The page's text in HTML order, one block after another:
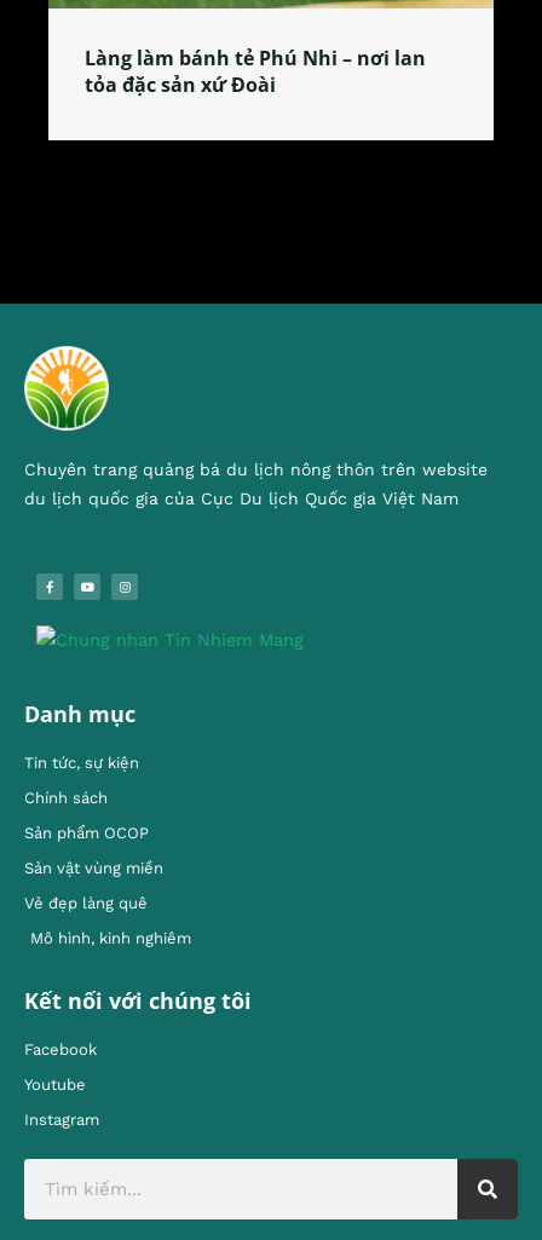
Làng làm bánh tẻ Phú Nhi – nơi lan
tỏa đặc sản xứ Đoài
Chuyên trang quảng bá du lịch nông thôn trên website
du lịch quốc gia của Cục Du lịch Quốc gia Việt Nam
Danh mục
Tin tức, sự kiện
Chính sách
Sản phẩm OCOP
Sản vật vùng miền
Vẻ đẹp làng quê
Mô hình, kinh nghiêm
Kết nối với chúng tôi
Facebook
Youtube
Instagram